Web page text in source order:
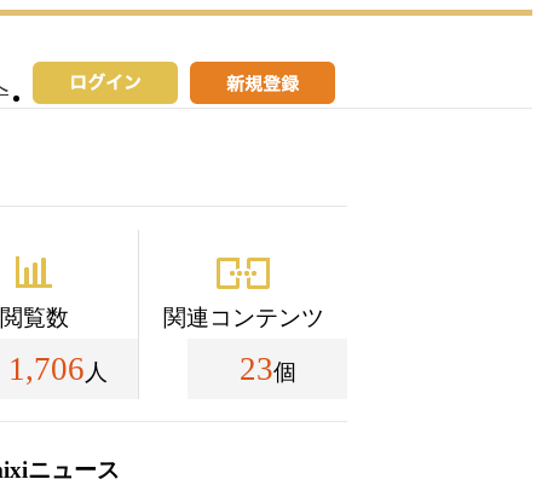
閲覧数
1,706 人
関連コンテンツ
23個
ニュース